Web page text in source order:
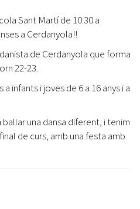
Sant Martí de 10:30 a
a Cerdanyola!!
de Cerdanyola que forma
22-23.
infants i joves de 6 a 16 anys i a
una dansa diferent, i tenim
de curs, amb una festa amb